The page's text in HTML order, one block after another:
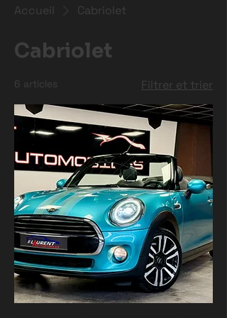
Accueil Cabriolet
Cabriolet
6 articles Filtrer et trier